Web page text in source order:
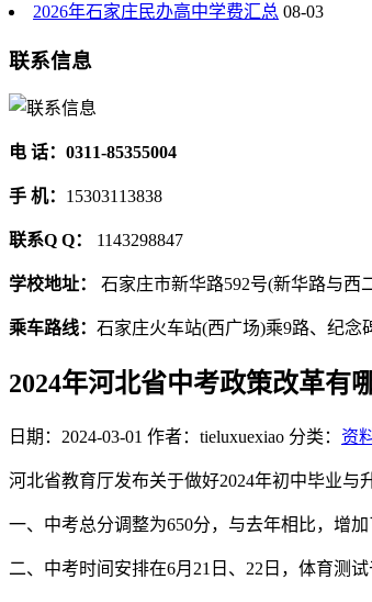
2026年石家庄民办高中学费汇总 08-03
联系信息
电 话：0311-85355004
手 机： 15303113838
联系Q Q： 1143298847
学校地址： 石家庄市新华路592号(新华路与西
乘车路线： 石家庄火车站(西广场)乘9路、纪念
2024年河北省中考政策改革有
日期：2024-03-01 作者：tieluxuexiao 分类： 资
河北省教育厅发布关于做好2024年初中毕业与
一、中考总分调整为650分，与去年相比，增
二、中考时间安排在6月21日、22日，体育测试